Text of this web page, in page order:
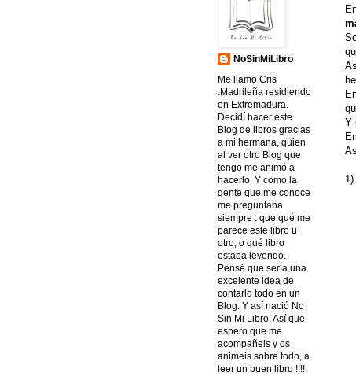
Y
1)
NoSinMiLibro
Me llamo Cris
.Madrileña residiendo
en Extremadura.
Decidí hacer este
Blog de libros gracias
a mi hermana, quien
al ver otro Blog que
tengo me animó a
hacerlo. Y como la
gente que me conoce
me preguntaba
siempre : que qué me
parece este libro u
otro, o qué libro
estaba leyendo.
Pensé que sería una
excelente idea de
contarlo todo en un
Blog. Y así nació No
Sin Mi Libro. Así que
espero que me
acompañeis y os
animeis sobre todo, a
leer un buen libro !!!!